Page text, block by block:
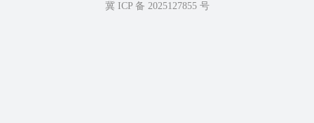
冀 ICP 备 2025127855 号